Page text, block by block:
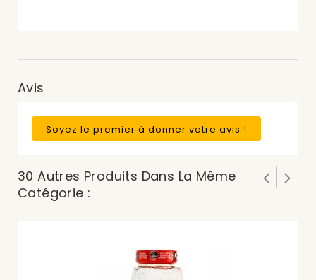
Avis
Soyez le premier à donner votre avis !
30 Autres Produits Dans La Même
Catégorie :